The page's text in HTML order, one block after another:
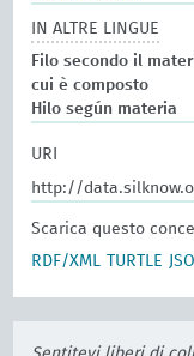
IN ALTRE LINGUE
Filo secondo il
cui è composto
Hilo según materia
URI
http://
Scarica questo
RDF/XML
TURTLE